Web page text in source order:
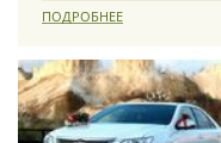
ПОДРОБНЕЕ